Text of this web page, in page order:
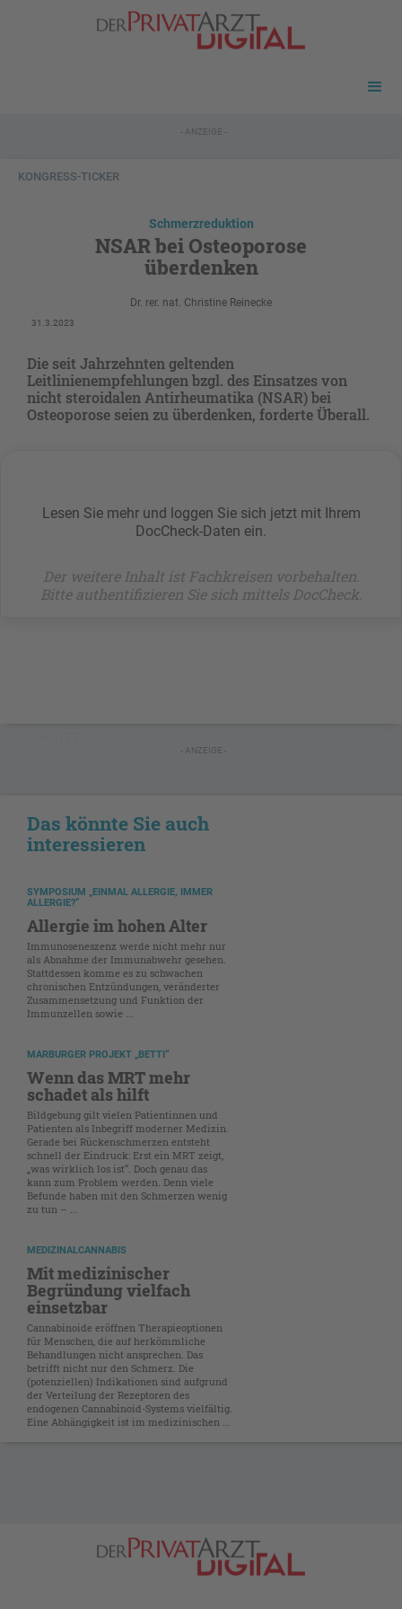
- ANZEIGE -
KONGRESS-TICKER
Schmerzreduktion
NSAR bei Osteoporose
überdenken
Dr. rer. nat. Christine Reinecke
31.3.2023
Die seit Jahrzehnten geltenden
Leitlinienempfehlungen bzgl. des Einsatzes von
nicht steroidalen Antirheumatika (NSAR) bei
Osteoporose seien zu überdenken, forderte Überall.
Lesen Sie mehr und loggen Sie sich jetzt mit Ihrem
DocCheck-Daten ein.
Der weitere Inhalt ist Fachkreisen vorbehalten.
Bitte authentifizieren Sie sich mittels DocCheck.
- ANZEIGE -
Das könnte Sie auch
interessieren
SYMPOSIUM „EINMAL ALLERGIE, IMMER
ALLERGIE?“
Allergie im hohen Alter
Immunoseneszenz werde nicht mehr nur
als Abnahme der Immunabwehr gesehen.
Stattdessen komme es zu schwachen
chronischen Entzündungen, veränderter
Zusammensetzung und Funktion der
Immunzellen sowie ...
MARBURGER PROJEKT „BETTI“
Wenn das MRT mehr
schadet als hilft
Bildgebung gilt vielen Patientinnen und
Patienten als Inbegriff moderner Medizin.
Gerade bei Rückenschmerzen entsteht
schnell der Eindruck: Erst ein MRT zeigt,
„was wirklich los ist“. Doch genau das
kann zum Problem werden. Denn viele
Befunde haben mit den Schmerzen wenig
zu tun – ...
MEDIZINALCANNABIS
Mit medizinischer
Begründung vielfach
einsetzbar
Cannabinoide eröffnen Therapieoptionen
für Menschen, die auf herkömmliche
Behandlungen nicht ansprechen. Das
betrifft nicht nur den Schmerz. Die
(potenziellen) Indikationen sind aufgrund
der Verteilung der Rezeptoren des
endogenen Cannabinoid-Systems vielfältig.
Eine Abhängigkeit ist im medizinischen ...